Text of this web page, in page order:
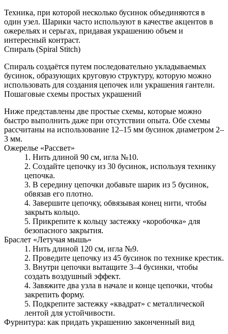
Техника, при которой несколько бусинок объединяются в
один узел. Шарики часто используют в качестве акцентов в
ожерельях и серьгах, придавая украшению объем и
интересный контраст.
Спираль (Spiral Stitch)
Спираль создаётся путем последовательно укладываемых
бусинок, образующих круговую структуру, которую можно
использовать для создания цепочек или украшения гантели.
Пошаговые схемы простых украшений
Ниже представлены две простые схемы, которые можно
быстро выполнить даже при отсутствии опыта. Обе схемы
рассчитаны на использование 12–15 мм бусинок диаметром 2–
3 мм.
Ожерелье «Рассвет»
Нить длиной 90 см, игла №10.
Создайте цепочку из 30 бусинок, используя технику
цепочка.
В середину цепочки добавьте шарик из 5 бусинок,
обвязав его плотно.
Завершите цепочку, обвязывая конец нити, чтобы
закрыть кольцо.
Прикрепите к кольцу застежку «коробочка» для
безопасного закрытия.
Браслет «Летучая мышь»
Нить длиной 120 см, игла №9.
Проведите цепочку из 45 бусинок по технике крестик.
Внутри цепочки вытащите 3–4 бусинки, чтобы
создать воздушный эффект.
Завяжите два узла в начале и конце цепочки, чтобы
закрепить форму.
Подкрепите застежку «квадрат» с металлической
лентой для устойчивости.
Фурнитура: как придать украшению законченный вид